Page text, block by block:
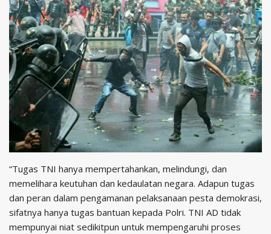
“Tugas TNI hanya mempertahankan, melindungi, dan
memelihara keutuhan dan kedaulatan negara. Adapun tugas
dan peran dalam pengamanan pelaksanaan pesta demokrasi,
sifatnya hanya tugas bantuan kepada Polri. TNI AD tidak
mempunyai niat sedikitpun untuk mempengaruhi proses